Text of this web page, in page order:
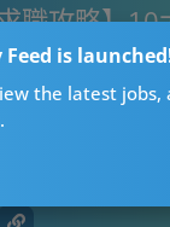
Feed is
the latest
職攻略】
你逐一拆
成功率